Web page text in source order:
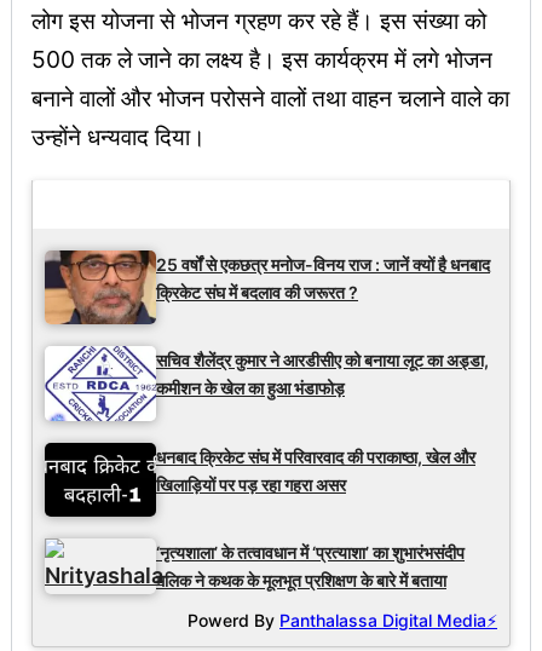
लोग इस योजना से भोजन ग्रहण कर रहे हैं। इस संख्या को
500 तक ले जाने का लक्ष्य है। इस कार्यक्रम में लगे भोजन
बनाने वालों और भोजन परोसने वालों तथा वाहन चलाने वाले का
उन्होंने धन्यवाद दिया।
25 वर्षों से एकछत्र मनोज-विनय राज : जानें क्यों है धनबाद
क्रिकेट संघ में बदलाव की जरूरत ?
सचिव शैलेंद्र कुमार ने आरडीसीए को बनाया लूट का अड्डा,
कमीशन के खेल का हुआ भंडाफोड़
धनबाद क्रिकेट संघ में परिवारवाद की पराकाष्ठा, खेल और
खिलाड़ियों पर पड़ रहा गहरा असर
‘नृत्यशाला’ के तत्वावधान में ‘प्रत्याशा’ का शुभारंभसंदीप
मलिक ने कथक के मूलभूत प्रशिक्षण के बारे में बताया
Powerd By Panthalassa Digital Media⚡